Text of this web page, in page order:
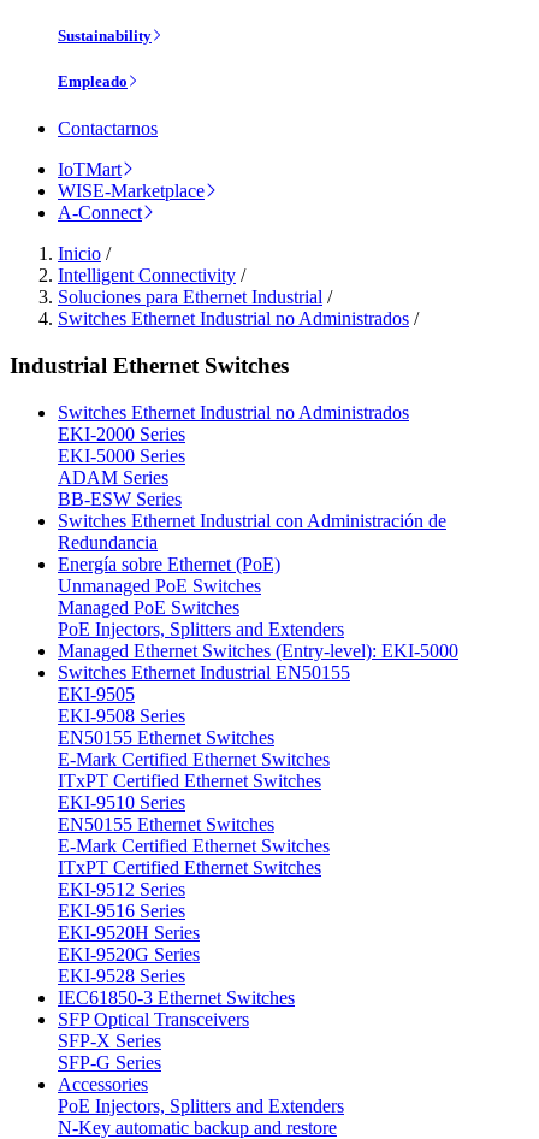
Sustainability
Empleado
Contactarnos
IoTMart
WISE-Marketplace
A-Connect
Inicio /
Intelligent Connectivity /
Soluciones para Ethernet Industrial /
Switches Ethernet Industrial no Administrados /
Industrial Ethernet Switches
Switches Ethernet Industrial no Administrados
EKI-2000 Series
EKI-5000 Series
ADAM Series
BB-ESW Series
Switches Ethernet Industrial con Administración de
Redundancia
Energía sobre Ethernet (PoE)
Unmanaged PoE Switches
Managed PoE Switches
PoE Injectors, Splitters and Extenders
Managed Ethernet Switches (Entry-level): EKI-5000
Switches Ethernet Industrial EN50155
EKI-9505
EKI-9508 Series
EN50155 Ethernet Switches
E-Mark Certified Ethernet Switches
ITxPT Certified Ethernet Switches
EKI-9510 Series
EN50155 Ethernet Switches
E-Mark Certified Ethernet Switches
ITxPT Certified Ethernet Switches
EKI-9512 Series
EKI-9516 Series
EKI-9520H Series
EKI-9520G Series
EKI-9528 Series
IEC61850-3 Ethernet Switches
SFP Optical Transceivers
SFP-X Series
SFP-G Series
Accessories
PoE Injectors, Splitters and Extenders
N-Key automatic backup and restore